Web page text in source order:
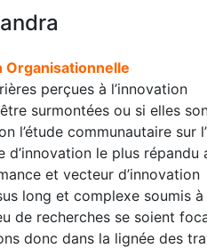
Organisationnelle
perçues à l’innovation
surmontées ou si elles
l’étude communautaire sur
le plus répandu
et vecteur d’innovation
long et complexe soumis à
de recherches se soient
donc dans la lignée des